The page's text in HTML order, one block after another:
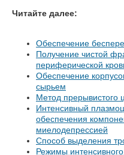
Читайте далее:
Обеспечение
Получение чистой
периферической
Обеспечение
сырьем
Метод прерывистого
Интенсивный
обеспечения
миелодепрессией
Способ выделения
Режимы